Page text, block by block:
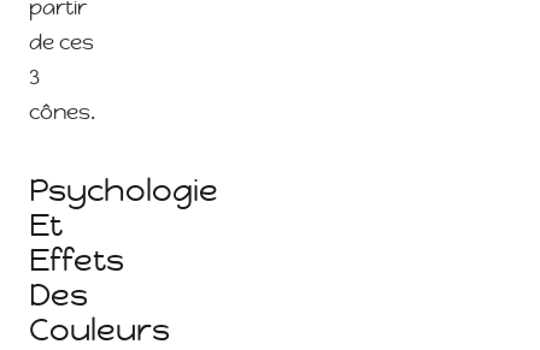
partir
de ces
3
cônes.
Psychologie
Et
Effets
Des
Couleurs